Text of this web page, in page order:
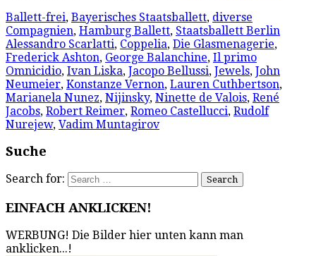
Ballett-frei, Bayerisches Staatsballett, diverse
Compagnien, Hamburg Ballett, Staatsballett Berlin
Alessandro Scarlatti, Coppelia, Die Glasmenagerie,
Frederick Ashton, George Balanchine, Il primo
Omnicidio, Ivan Liska, Jacopo Bellussi, Jewels, John
Neumeier, Konstanze Vernon, Lauren Cuthbertson,
Marianela Nunez, Nijinsky, Ninette de Valois, René
Jacobs, Robert Reimer, Romeo Castellucci, Rudolf
Nurejew, Vadim Muntagirov
Suche
Search for:
EINFACH ANKLICKEN!
WERBUNG! Die Bilder hier unten kann man
anklicken...!